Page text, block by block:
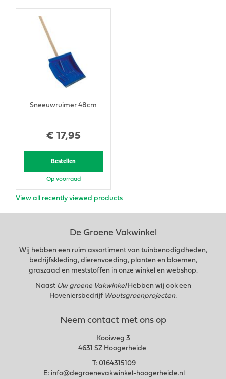
€ 17,95
Sneeuwruimer 48cm
Bestellen
Op voorraad
View all recently viewed products
De Groene Vakwinkel
Wij hebben een ruim assortiment van tuinbenodigdheden,
bedrijfskleding, dierenvoeding, planten en bloemen,
graszaad en meststoffen in onze winkel en webshop.
Naast Uw groene Vakwinkel Hebben wij ook een
Hoveniersbedrijf Woutsgroenprojecten.
Neem contact met ons op
Kooiweg 3
4631 SZ Hoogerheide
T: 0164315109
E: info@degroenevakwinkel-hoogerheide.nl